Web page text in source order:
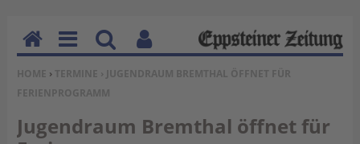
SIE BEFINDEN SICH HIER:
HOME › TERMINE › JUGENDRAUM BREMTHAL ÖFFNET FÜR
FERIENPROGRAMM
Jugendraum Bremthal öffnet für
H
o
m
e
M
en
u
Su
ch
en
Be
nu
erf